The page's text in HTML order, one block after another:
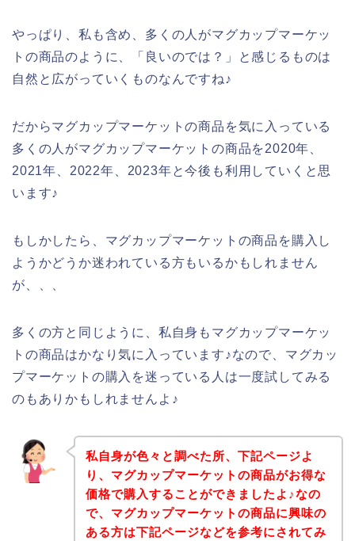
やっぱり、私も含め、多くの人がマグカップマーケッ
トの商品のように、「良いのでは？」と感じるものは
自然と広がっていくものなんですね♪
だからマグカップマーケットの商品を気に入っている
多くの人がマグカップマーケットの商品を2020年、
2021年、2022年、2023年と今後も利用していくと思
います♪
もしかしたら、マグカップマーケットの商品を購入し
ようかどうか迷われている方もいるかもしれません
が、、、
多くの方と同じように、私自身もマグカップマーケッ
トの商品はかなり気に入っています♪なので、マグカッ
プマーケットの購入を迷っている人は一度試してみる
のもありかもしれませんよ♪
私自身が色々と調べた所、下記ページよ
り、マグカップマーケットの商品がお得な
価格で購入することができましたよ♪なの
で、マグカップマーケットの商品に興味の
ある方は下記ページなどを参考にされてみ